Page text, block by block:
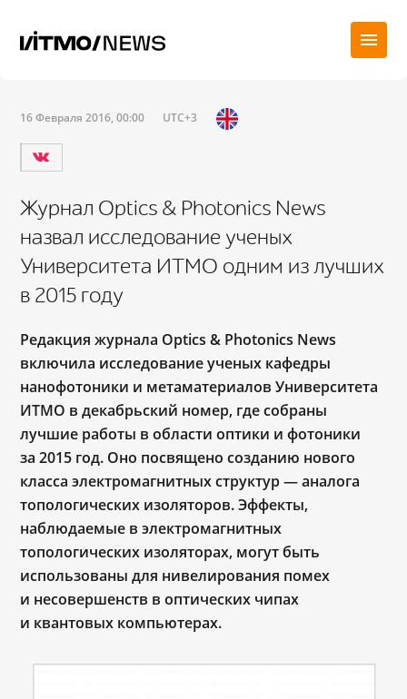
16 Февраля 2016, 00:00 UTC+3
Журнал Optics & Photonics News
назвал исследование ученых
Университета ИТМО одним из лучших
в 2015 году
Редакция журнала Optics & Photonics News
включила исследование ученых кафедры
нанофотоники и метаматериалов Университета
ИТМО в декабрьский номер, где собраны
лучшие работы в области оптики и фотоники
за 2015 год. Оно посвящено созданию нового
класса электромагнитных структур — аналога
топологических изоляторов. Эффекты,
наблюдаемые в электромагнитных
топологических изоляторах, могут быть
использованы для нивелирования помех
и несовершенств в оптических чипах
и квантовых компьютерах.